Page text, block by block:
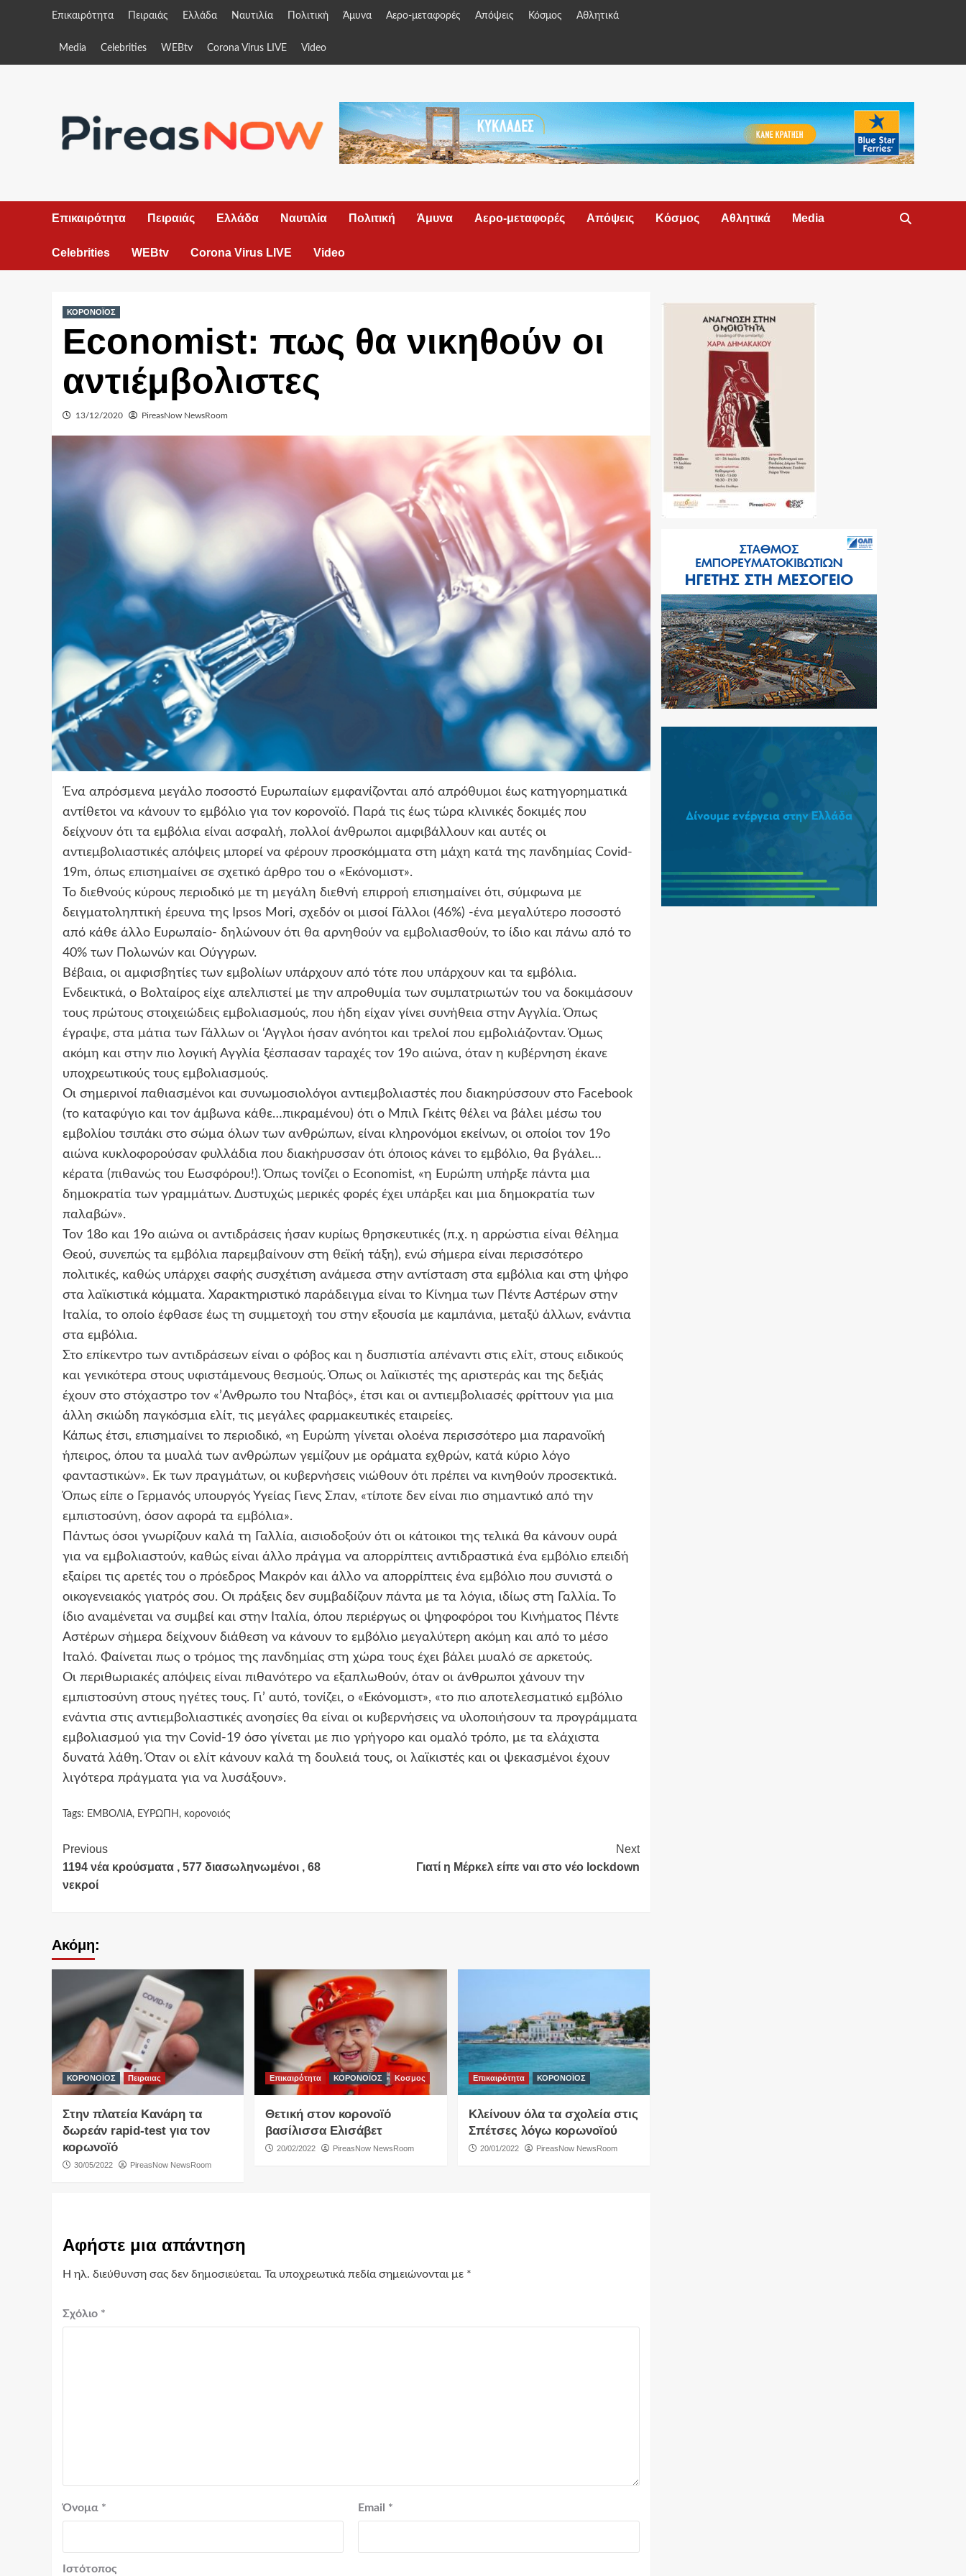
Επικαιρότητα Πειραιάς Ελλάδα Ναυτιλία Πολιτική Άμυνα Αερο-μεταφορές Απόψεις Κόσμος Αθλητικά
Media Celebrities WEBtv Corona Virus LIVE Video
Επικαιρότητα Πειραιάς Ελλάδα Ναυτιλία Πολιτική Άμυνα Αερο-μεταφορές Απόψεις Κόσμος Αθλητικά Media
Celebrities WEBtv Corona Virus LIVE Video
ΚΟΡΟΝΟΪΟΣ
Economist: πως θα νικηθούν οι
αντιέμβολιστες
13/12/2020 PireasNow NewsRoom
Ένα απρόσμενα μεγάλο ποσοστό Ευρωπαίων εμφανίζονται από απρόθυμοι έως κατηγορηματικά
αντίθετοι να κάνουν το εμβόλιο για τον κορονοϊό. Παρά τις έως τώρα κλινικές δοκιμές που
δείχνουν ότι τα εμβόλια είναι ασφαλή, πολλοί άνθρωποι αμφιβάλλουν και αυτές οι
αντιεμβολιαστικές απόψεις μπορεί να φέρουν προσκόμματα στη μάχη κατά της πανδημίας Covid-
19m, όπως επισημαίνει σε σχετικό άρθρο του ο «Εκόνομιστ».
Το διεθνούς κύρους περιοδικό με τη μεγάλη διεθνή επιρροή επισημαίνει ότι, σύμφωνα με
δειγματοληπτική έρευνα της Ipsos Mori, σχεδόν οι μισοί Γάλλοι (46%) -ένα μεγαλύτερο ποσοστό
από κάθε άλλο Ευρωπαίο- δηλώνουν ότι θα αρνηθούν να εμβολιασθούν, το ίδιο και πάνω από το
40% των Πολωνών και Ούγγρων.
Βέβαια, οι αμφισβητίες των εμβολίων υπάρχουν από τότε που υπάρχουν και τα εμβόλια.
Ενδεικτικά, ο Βολταίρος είχε απελπιστεί με την απροθυμία των συμπατριωτών του να δοκιμάσουν
τους πρώτους στοιχειώδεις εμβολιασμούς, που ήδη είχαν γίνει συνήθεια στην Αγγλία. Όπως
έγραψε, στα μάτια των Γάλλων οι ‘Αγγλοι ήσαν ανόητοι και τρελοί που εμβολιάζονταν. Όμως
ακόμη και στην πιο λογική Αγγλία ξέσπασαν ταραχές τον 19ο αιώνα, όταν η κυβέρνηση έκανε
υποχρεωτικούς τους εμβολιασμούς.
Οι σημερινοί παθιασμένοι και συνωμοσιολόγοι αντιεμβολιαστές που διακηρύσσουν στο Facebook
(το καταφύγιο και τον άμβωνα κάθε…πικραμένου) ότι ο Μπιλ Γκέιτς θέλει να βάλει μέσω του
εμβολίου τσιπάκι στο σώμα όλων των ανθρώπων, είναι κληρονόμοι εκείνων, οι οποίοι τον 19ο
αιώνα κυκλοφορούσαν φυλλάδια που διακήρυσσαν ότι όποιος κάνει το εμβόλιο, θα βγάλει…
κέρατα (πιθανώς του Εωσφόρου!). Όπως τονίζει ο Economist, «η Ευρώπη υπήρξε πάντα μια
δημοκρατία των γραμμάτων. Δυστυχώς μερικές φορές έχει υπάρξει και μια δημοκρατία των
παλαβών».
Τον 18ο και 19ο αιώνα οι αντιδράσεις ήσαν κυρίως θρησκευτικές (π.χ. η αρρώστια είναι θέλημα
Θεού, συνεπώς τα εμβόλια παρεμβαίνουν στη θεϊκή τάξη), ενώ σήμερα είναι περισσότερο
πολιτικές, καθώς υπάρχει σαφής συσχέτιση ανάμεσα στην αντίσταση στα εμβόλια και στη ψήφο
στα λαϊκιστικά κόμματα. Χαρακτηριστικό παράδειγμα είναι το Κίνημα των Πέντε Αστέρων στην
Ιταλία, το οποίο έφθασε έως τη συμμετοχή του στην εξουσία με καμπάνια, μεταξύ άλλων, ενάντια
στα εμβόλια.
Στο επίκεντρο των αντιδράσεων είναι ο φόβος και η δυσπιστία απέναντι στις ελίτ, στους ειδικούς
και γενικότερα στους υφιστάμενους θεσμούς. Όπως οι λαϊκιστές της αριστεράς και της δεξιάς
έχουν στο στόχαστρο τον «’Ανθρωπο του Νταβός», έτσι και οι αντιεμβολιασές φρίττουν για μια
άλλη σκιώδη παγκόσμια ελίτ, τις μεγάλες φαρμακευτικές εταιρείες.
Κάπως έτσι, επισημαίνει το περιοδικό, «η Ευρώπη γίνεται ολοένα περισσότερο μια παρανοϊκή
ήπειρος, όπου τα μυαλά των ανθρώπων γεμίζουν με οράματα εχθρών, κατά κύριο λόγο
φανταστικών». Εκ των πραγμάτων, οι κυβερνήσεις νιώθουν ότι πρέπει να κινηθούν προσεκτικά.
Όπως είπε ο Γερμανός υπουργός Υγείας Γιενς Σπαν, «τίποτε δεν είναι πιο σημαντικό από την
εμπιστοσύνη, όσον αφορά τα εμβόλια».
Πάντως όσοι γνωρίζουν καλά τη Γαλλία, αισιοδοξούν ότι οι κάτοικοι της τελικά θα κάνουν ουρά
για να εμβολιαστούν, καθώς είναι άλλο πράγμα να απορρίπτεις αντιδραστικά ένα εμβόλιο επειδή
εξαίρει τις αρετές του ο πρόεδρος Μακρόν και άλλο να απορρίπτεις ένα εμβόλιο που συνιστά ο
οικογενειακός γιατρός σου. Οι πράξεις δεν συμβαδίζουν πάντα με τα λόγια, ιδίως στη Γαλλία. Το
ίδιο αναμένεται να συμβεί και στην Ιταλία, όπου περιέργως οι ψηφοφόροι του Κινήματος Πέντε
Αστέρων σήμερα δείχνουν διάθεση να κάνουν το εμβόλιο μεγαλύτερη ακόμη και από το μέσο
Ιταλό. Φαίνεται πως ο τρόμος της πανδημίας στη χώρα τους έχει βάλει μυαλό σε αρκετούς.
Οι περιθωριακές απόψεις είναι πιθανότερο να εξαπλωθούν, όταν οι άνθρωποι χάνουν την
εμπιστοσύνη στους ηγέτες τους. Γι’ αυτό, τονίζει, ο «Εκόνομιστ», «το πιο αποτελεσματικό εμβόλιο
ενάντια στις αντιεμβολιαστικές ανοησίες θα είναι οι κυβερνήσεις να υλοποιήσουν τα προγράμματα
εμβολιασμού για την Covid-19 όσο γίνεται με πιο γρήγορο και ομαλό τρόπο, με τα ελάχιστα
δυνατά λάθη. Όταν οι ελίτ κάνουν καλά τη δουλειά τους, οι λαϊκιστές και οι ψεκασμένοι έχουν
λιγότερα πράγματα για να λυσάξουν».
Tags: ΕΜΒΟΛΙΑ, ΕΥΡΩΠΗ , κορονοιός
Continue
Reading
Previous
1194 νέα κρούσματα , 577 διασωληνωμένοι , 68
νεκροί
Next
Γιατί η Μέρκελ είπε ναι στο νέο lockdown
Ακόμη:
ΚΟΡΟΝΟΪΟΣ Πειραιας
Στην πλατεία Κανάρη τα
δωρεάν rapid-test για τον
κορωνοϊό
30/05/2022 PireasNow NewsRoom
Επικαιρότητα ΚΟΡΟΝΟΪΟΣ Κοσμος
Θετική στον κορονοϊό
βασίλισσα Ελισάβετ
20/02/2022 PireasNow NewsRoom
Επικαιρότητα ΚΟΡΟΝΟΪΟΣ
Κλείνουν όλα τα σχολεία στις
Σπέτσες λόγω κορωνοϊού
20/01/2022 PireasNow NewsRoom
Αφήστε μια απάντηση
Η ηλ. διεύθυνση σας δεν δημοσιεύεται. Τα υποχρεωτικά πεδία σημειώνονται με *
Σχόλιο *
Όνομα * Email *
Ιστότοπος